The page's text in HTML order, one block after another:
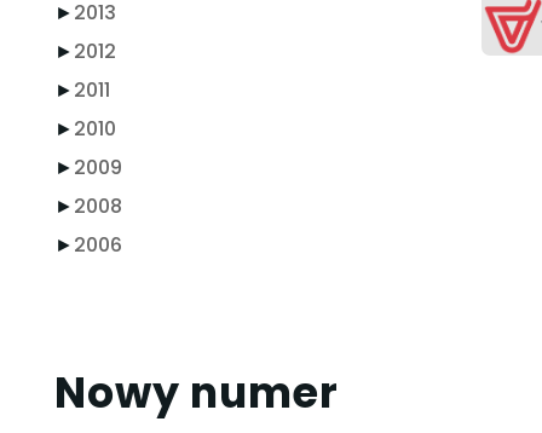
►2013
►2012
►2011
►2010
►2009
►2008
►2006
Nowy numer